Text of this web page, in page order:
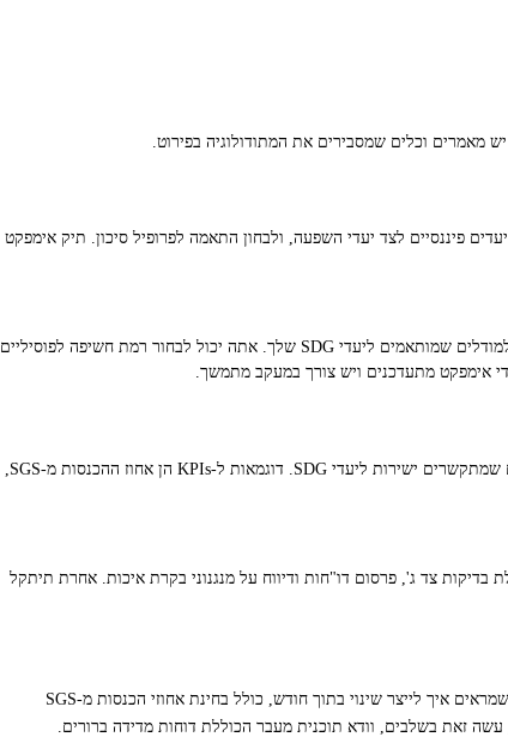
יש מאמרים וכלים שמסבירים את המתודולוגיה בפירוט.
פיננסיים לצד יעדי השפעה, ולבחון התאמה לפרופיל סיכון. תיק אימפקט
אם יש לך סכום התחלתי של כ‑100,000 דולר, או אם אתה משקיע מוסדי קטן, יש התאמה למודלים שמותאמים ליעדי SDG שלך. אתה יכול לבחור רמת חשיפה לפוסיליים,
אימפקט מתעדכנים ויש צורך במעקב מתמשך.
בדיקות צד ג', פרסום דו"חות ודיווח על מנגנוני בקרת איכות. אחרת תיתקל
רבים שואלים אם אפשר לשנות תיק במהירות. בתנאים מסוימים, כן. יש מדריכים פרקטיים שמראים איך לייצר שינוי בתוך חודש, כולל בחינת אחוזי הכנסות מ‑SGS
זאת בשלבים, וודא תוכנית מעבר הכוללת דוחות מדידה ברורים.